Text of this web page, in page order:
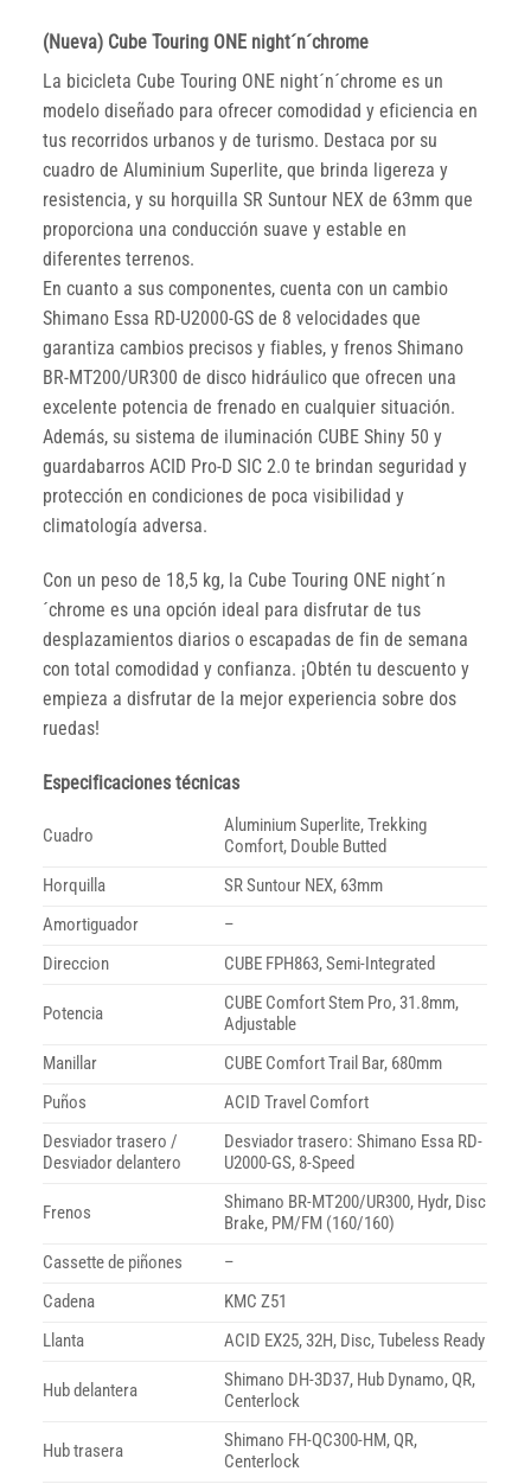
(Nueva) Cube Touring ONE night´n´chrome
La bicicleta Cube Touring ONE night´n´chrome es un
modelo diseñado para ofrecer comodidad y eficiencia en
tus recorridos urbanos y de turismo. Destaca por su
cuadro de Aluminium Superlite, que brinda ligereza y
resistencia, y su horquilla SR Suntour NEX de 63mm que
proporciona una conducción suave y estable en
diferentes terrenos.
En cuanto a sus componentes, cuenta con un cambio
Shimano Essa RD-U2000-GS de 8 velocidades que
garantiza cambios precisos y fiables, y frenos Shimano
BR-MT200/UR300 de disco hidráulico que ofrecen una
excelente potencia de frenado en cualquier situación.
Además, su sistema de iluminación CUBE Shiny 50 y
guardabarros ACID Pro-D SIC 2.0 te brindan seguridad y
protección en condiciones de poca visibilidad y
climatología adversa.
Con un peso de 18,5 kg, la Cube Touring ONE night´n
´chrome es una opción ideal para disfrutar de tus
desplazamientos diarios o escapadas de fin de semana
con total comodidad y confianza. ¡Obtén tu descuento y
empieza a disfrutar de la mejor experiencia sobre dos
ruedas!
Especificaciones técnicas
Cuadro
Aluminium Superlite, Trekking
Comfort, Double Butted
Horquilla
SR Suntour NEX, 63mm
Amortiguador
–
Direccion
CUBE FPH863, Semi-Integrated
Potencia
CUBE Comfort Stem Pro, 31.8mm,
Adjustable
Manillar
CUBE Comfort Trail Bar, 680mm
Puños
ACID Travel Comfort
Desviador trasero /
Desviador delantero
Desviador trasero: Shimano Essa RD-
U2000-GS, 8-Speed
Frenos
Shimano BR-MT200/UR300, Hydr, Disc
Brake, PM/FM (160/160)
Cassette de piñones
–
Cadena
KMC Z51
Llanta
ACID EX25, 32H, Disc, Tubeless Ready
Hub delantera
Shimano DH-3D37, Hub Dynamo, QR,
Centerlock
Hub trasera
Shimano FH-QC300-HM, QR,
Centerlock